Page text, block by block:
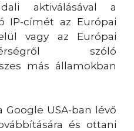
aktiválásával a
IP-címét az Európai
vagy az Európai
szóló
más államokban
Google USA-ban lévő
és ottani